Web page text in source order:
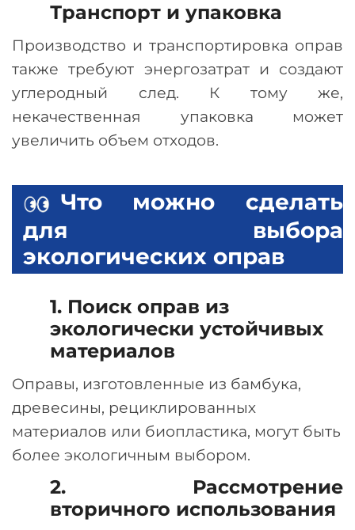
Транспорт и упаковка
Производство и транспортировка оправ
также требуют энергозатрат и создают
углеродный след. К тому же,
некачественная упаковка может
увеличить объем отходов.
Что можно сделать
для выбора
экологических оправ
1. Поиск оправ из
экологически устойчивых
материалов
Оправы, изготовленные из бамбука,
древесины, рециклированных
материалов или биопластика, могут быть
более экологичным выбором.
2. Рассмотрение
вторичного использования